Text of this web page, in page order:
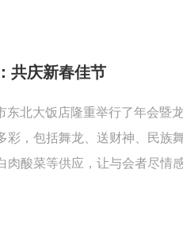
共庆新春佳节
北大饭店隆重举行了年会暨
，包括舞龙、送财神、民族
酸菜等供应，让与会者尽情